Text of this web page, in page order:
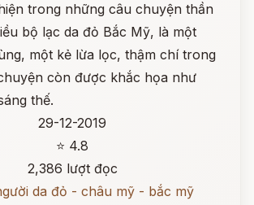
trong những câu chuyện thần
bộ lạc da đỏ Bắc Mỹ, là một
một kẻ lừa lọc, thậm chí trong
còn được khắc họa như
thế.
29-12-2019
⭐ 4.8
2,386 lượt đọc
da đỏ - châu mỹ - bắc mỹ